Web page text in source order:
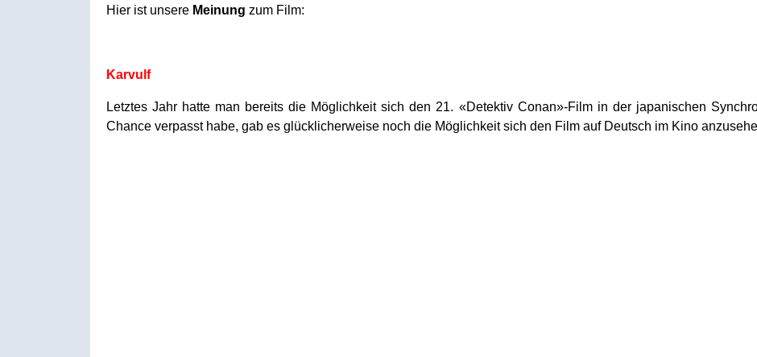
Hier ist unsere Meinung zum Film:
Karvulf
Letztes Jahr hatte man bereits die Möglichkeit sich den 21. «Detektiv Conan»-Film in der japanischen
Chance verpasst habe, gab es glücklicherweise noch die Möglichkeit sich den Film auf Deutsch im Kino